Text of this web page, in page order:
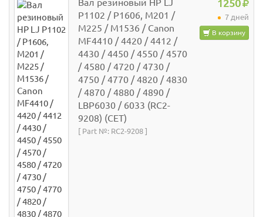
Вал резиновый НР LJ
P1102 / P1606, M201 /
M225 / M1536 / Canon
MF4410 / 4420 / 4412 /
4430 / 4450 / 4550 / 4570
/ 4580 / 4720 / 4730 /
4750 / 4770 / 4820 / 4830
/ 4870 / 4880 / 4890 /
LBP6030 / 6033 (RC2-
9208) (СЕТ)
[ Part №: RC2-9208 ]
1250
7 дней
В корзину